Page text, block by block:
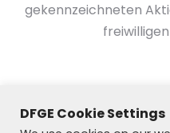
gekennzeichneten
DFGE Cookie Settings